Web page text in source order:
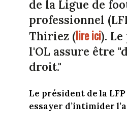
de la Ligue de
professionnel
Thiriez (lire ici).
l'OL assure être
droit."
Le président de la
essayer d’intimider